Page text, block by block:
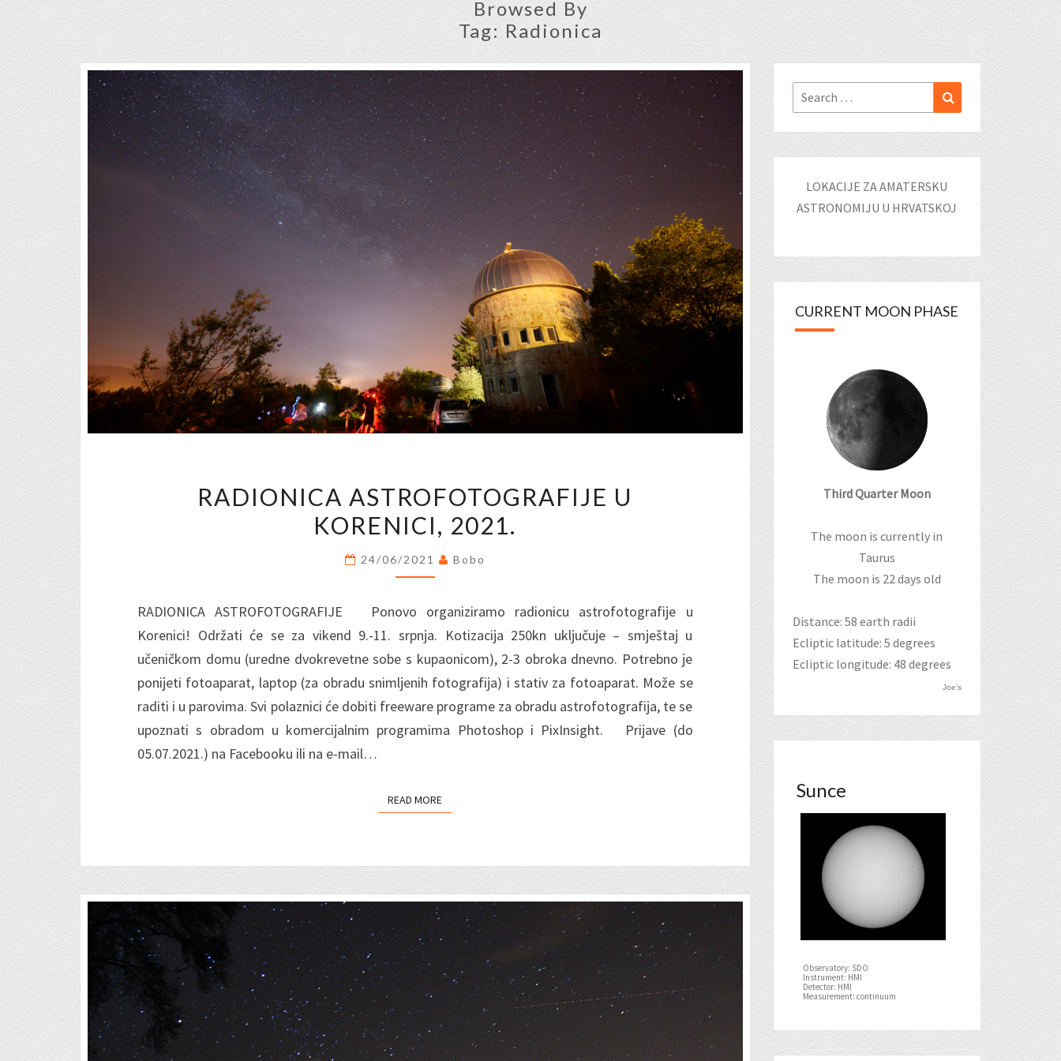
Browsed By
Tag: Radionica
ASTROFOTOGRAFIJE
U
2021.
RADIONICA ASTROFOTOGRAFIJE U
KORENICI, 2021.
24/06/2021 Bobo
RADIONICA ASTROFOTOGRAFIJE Ponovo organiziramo radionicu astrofotografije u
Korenici! Održati će se za vikend 9.-11. srpnja. Kotizacija 250kn uključuje – smještaj u
učeničkom domu (uredne dvokrevetne sobe s kupaonicom), 2-3 obroka dnevno. Potrebno je
ponijeti fotoaparat, laptop (za obradu snimljenih fotografija) i stativ za fotoaparat. Može se
raditi i u parovima. Svi polaznici će dobiti freeware programe za obradu astrofotografija, te se
upoznati s obradom u komercijalnim programima Photoshop i PixInsight. Prijave (do
05.07.2021.) na Facebooku ili na e-mail…
READ MOREREAD MORE
Search
for:
LOKACIJE ZA AMATERSKU
ASTRONOMIJU U HRVATSKOJ
CURRENT MOON PHASE
Third Quarter Moon
The moon is currently in
Taurus
The moon is 22 days old
Distance: 58 earth radii
Ecliptic latitude: 5 degrees
Ecliptic longitude: 48 degrees
Joe's
Sunce
Observatory: SDO
Instrument: HMI
Detector: HMI
Measurement: continuum